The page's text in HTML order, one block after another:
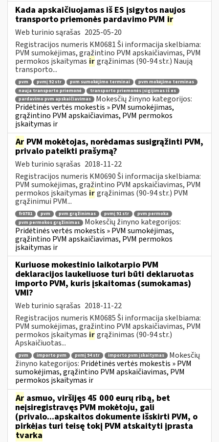
Kada apskaičiuojamas iš ES įsigytos naujos
transporto priemonės pardavimo PVM ir
Web turinio sąrašas 2025-05-20
Registracijos numeris KM0681 Ši informacija skelbiama:
PVM sumokėjimas, grąžintino PVM apskaičiavimas, PVM
permokos įskaitymas irgrąžinimas (90-94 str.) Naują
transporto...
pvm pvmį 92 str pvm sumokėjimo terminai
pvm mokėjimo terminas
nauja transporto priemonė
transporto priemonės įsigijimas iš es
pardavimo pvm apskaičiavimas
Mokesčių žinyno kategorijos:
Pridėtinės vertės mokestis » PVM sumokėjimas,
grąžintino PVM apskaičiavimas, PVM permokos
įskaitymas ir
Ar PVM mokėtojas, norėdamas susigrąžinti PVM,
privalo pateikti prašymą?
Web turinio sąrašas 2018-11-22
Registracijos numeris KM0690 Ši informacija skelbiama:
PVM sumokėjimas, grąžintino PVM apskaičiavimas, PVM
permokos įskaitymas irgrąžinimas (90-94 str.) PVM
grąžinimui PVM...
fr0781 pvm pvm grąžinimas pvmį 91 str
pvm permoka
pvm permokos grąžinimas
Mokesčių žinyno kategorijos:
Pridėtinės vertės mokestis » PVM sumokėjimas,
grąžintino PVM apskaičiavimas, PVM permokos
įskaitymas ir
Kuriuose mokestinio laikotarpio PVM
deklaracijos laukeliuose turi būti deklaruotas
importo PVM, kuris įskaitomas (sumokamas)
VMI?
Web turinio sąrašas 2018-11-22
Registracijos numeris KM0685 Ši informacija skelbiama:
PVM sumokėjimas, grąžintino PVM apskaičiavimas, PVM
permokos įskaitymas irgrąžinimas (90-94 str.)
Apskaičiuotas...
pvm importo pvm pvmį 94 str importo pvm įskaitymas
Mokesčių
žinyno kategorijos: Pridėtinės vertės mokestis » PVM
sumokėjimas, grąžintino PVM apskaičiavimas, PVM
permokos įskaitymas ir
Ar asmuo, viršijęs 45 000 eurų ribą, bet
neįsiregistravęs PVM mokėtoju, gali
(privalo...apskaitos dokumente išskirti PVM, o
pirkėjas turi teisę tokį PVM atskaityti įprasta
tvarka